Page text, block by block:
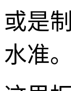
或是
水准。